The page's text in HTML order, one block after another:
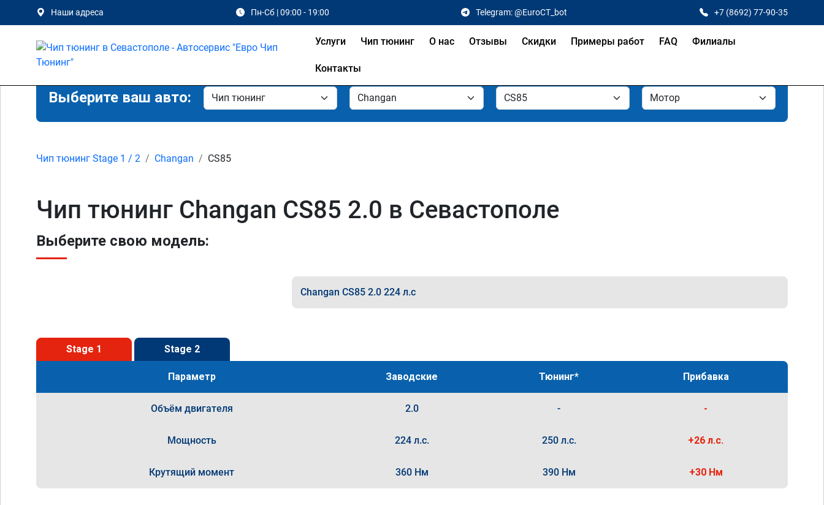
Наши адреса Пн-Сб | 09:00 - 19:00 Telegram: @EuroCT_bot +7 (8692) 77-90-35
Услуги Чип тюнинг О нас Отзывы Скидки Примеры работ FAQ Филиалы
Контакты
Выберите ваш авто:
Чип тюнинг Stage 1 / 2 Changan CS85
Чип тюнинг Changan CS85 2.0 в Севастополе
Выберите свою модель:
Changan CS85 2.0 224 л.с
Stage 1 Stage 2
Параметр Заводские Тюнинг* Прибавка
Объём двигателя 2.0 - -
Мощность 224 л.с. 250 л.с. +26 л.с.
Крутящий момент 360 Нм 390 Нм +30 Нм